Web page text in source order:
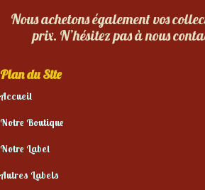
Nous achetons également vos
prix. N’hésitez pas à nous
Plan du Site
Accueil
Notre Boutique
Notre Label
Autres Labels